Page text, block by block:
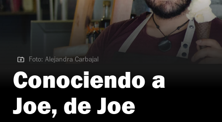
Foto: Alejandra Carbajal
Foto: Alejandra Carbajal
Conociendo a
Joe, de Joe